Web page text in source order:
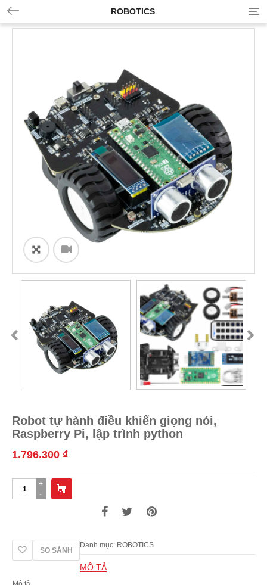
ROBOTICS
ðŸ”
Robot tự hành điều khiển giọng nói,
Raspberry Pi, lập trình python
1.796.300 ₫
giọng
nói,
Raspberry
SO SÁNH
Danh mục: ROBOTICS
MÔ TẢ